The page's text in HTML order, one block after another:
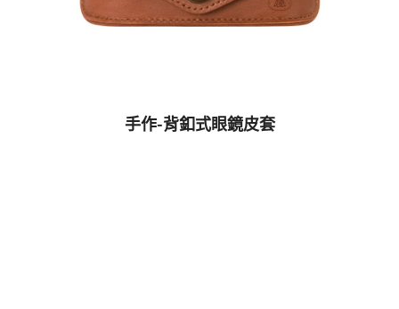
手作-背釦式眼鏡皮套